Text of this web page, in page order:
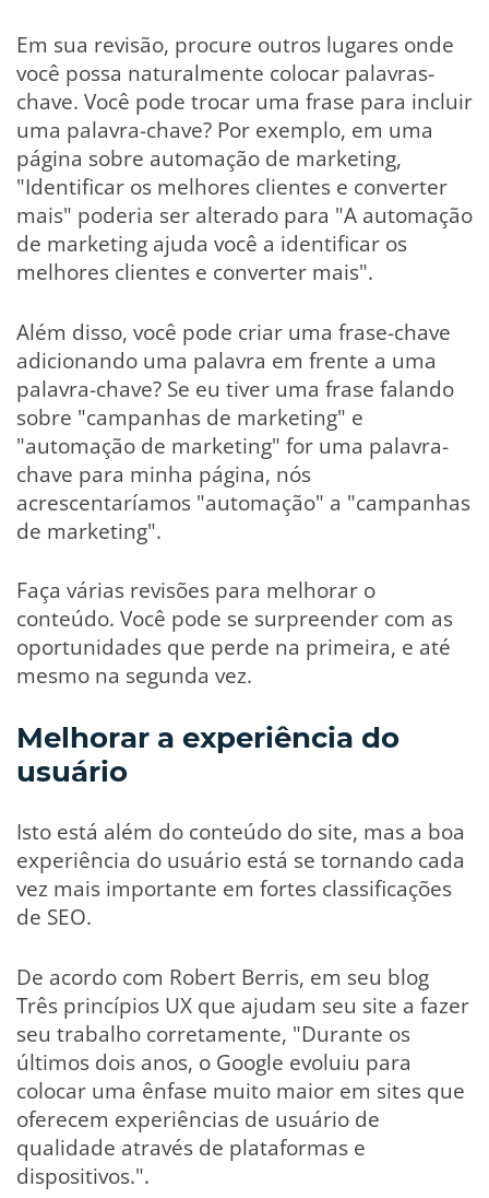
Em sua revisão, procure outros lugares onde
você possa naturalmente colocar palavras-
chave. Você pode trocar uma frase para incluir
uma palavra-chave? Por exemplo, em uma
página sobre automação de marketing,
"Identificar os melhores clientes e converter
mais" poderia ser alterado para "A automação
de marketing ajuda você a identificar os
melhores clientes e converter mais".
Além disso, você pode criar uma frase-chave
adicionando uma palavra em frente a uma
palavra-chave? Se eu tiver uma frase falando
sobre "campanhas de marketing" e
"automação de marketing" for uma palavra-
chave para minha página, nós
acrescentaríamos "automação" a "campanhas
de marketing".
Faça várias revisões para melhorar o
conteúdo. Você pode se surpreender com as
oportunidades que perde na primeira, e até
mesmo na segunda vez.
Melhorar a experiência do
usuário
Isto está além do conteúdo do site, mas a boa
experiência do usuário está se tornando cada
vez mais importante em fortes classificações
de SEO.
De acordo com Robert Berris, em seu blog
Três princípios UX que ajudam seu site a fazer
seu trabalho corretamente, "Durante os
últimos dois anos, o Google evoluiu para
colocar uma ênfase muito maior em sites que
oferecem experiências de usuário de
qualidade através de plataformas e
dispositivos.".